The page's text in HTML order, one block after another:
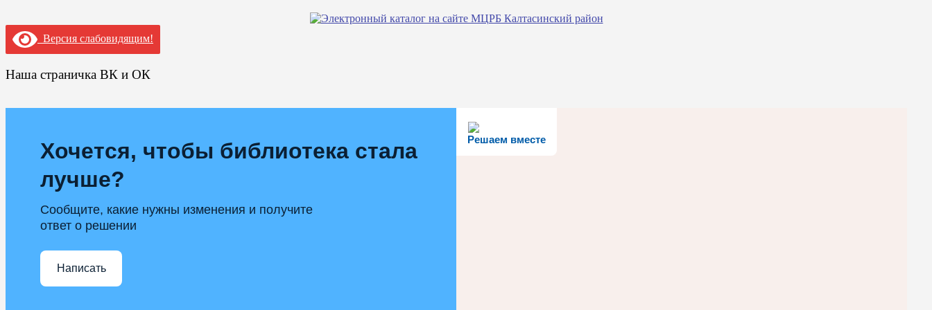
Версия слабовидящим!
Наша страничка ВК и ОК
Решаем вместе
Хочется, чтобы библиотека стала
лучше?
Сообщите, какие нужны изменения и получите
ответ о решении
Написать